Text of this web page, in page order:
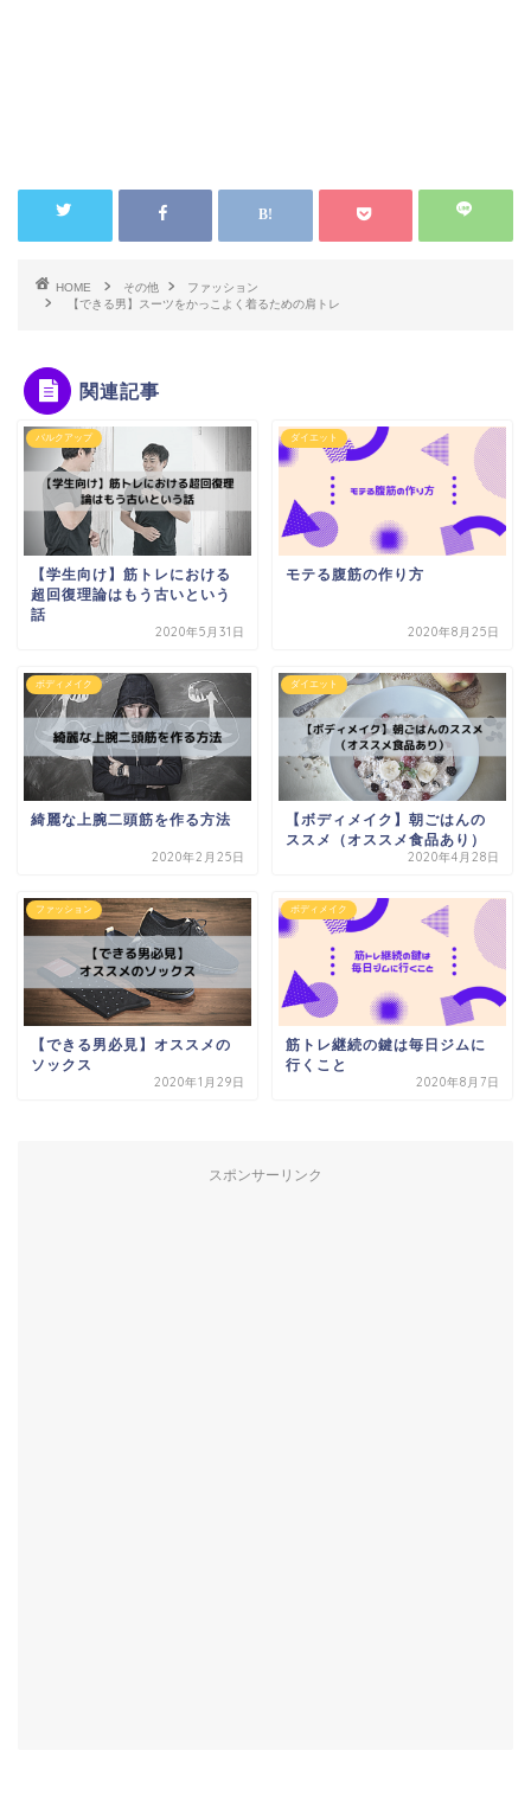
HOME その他
ファッション
【できる男】スーツをかっこよく着るための肩トレ
関連記事
バルクアップ
【学生向け】筋トレにおける
超回復理論はもう古いという
話
2020年5月31日
ダイエット
モテる腹筋の作り方
2020年8月25日
ボディメイク
綺麗な上腕二頭筋を作る方法
2020年2月25日
ダイエット
【ボディメイク】朝ごはんの
ススメ（オススメ食品あり）
2020年4月28日
ファッション
【できる男必見】オススメの
ソックス
2020年1月29日
ボディメイク
筋トレ継続の鍵は毎日ジムに
行くこと
2020年8月7日
スポンサーリンク